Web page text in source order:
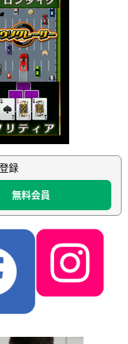
録
無料会員